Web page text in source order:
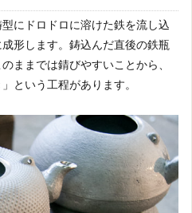
にドロドロに溶けた鉄を流し込
形します。鋳込んだ直後の鉄瓶
ままでは錆びやすいことから、
という工程があります。